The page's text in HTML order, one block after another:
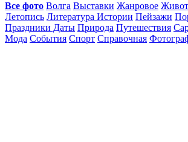
Все фото Волга Выставки Жанровое
Летопись Литература Истории Пейзажи
Праздники Даты Природа Путешествия
Мода События Спорт Справочная